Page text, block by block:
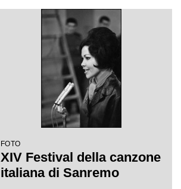
FOTO
XIV Festival della canzone
italiana di Sanremo